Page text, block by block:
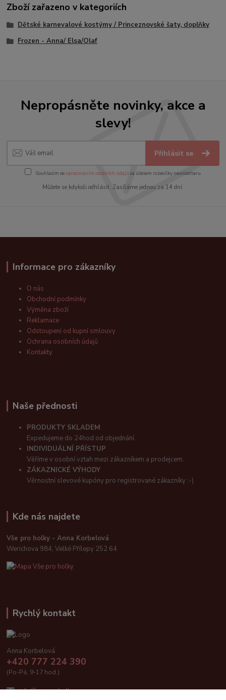
Zboží zařazeno v kategoriích
Dětské karnevalové kostýmy / Princeznovské šaty, doplňky
Frozen - Anna/ Elsa/Olaf
Nepropásněte novinky, akce a
slevy!
Přihlásit se
Souhlasím se zpracováním osobních údajůza účelem rozesílky newsletteru.
Můžete se kdykoli odhlásit. Zasíláme jednou za 14 dní.
Informace pro zákazníky
O nás
Obchodní podmínky
Výměna zboží
Reklamace
Odstoupení od kupní smlouvy
Ochrana osobních údajů
Kontakty
Naše přednosti
PRODUKTY SKLADEM
Expedujeme do 24hod od objednání.
INDIVIDUÁLNÍ PŘÍSTUP
Věříme v osobní vztah mezi zákazníkem a prodejcem.
ZÁKAZNICKÉ VÝHODY
Věrnostní slevové kupóny pro registrované zákazníky :-)
Kde nás najdete
Vše pro holky - Anna Korbelová
Werichova 984, Velké Přílepy 252 64
Rychlý kontakt
Anna Korbelová
+420 777 224 390
(Po-Pá, 9-17 hod.)
info@vseproholky.cz